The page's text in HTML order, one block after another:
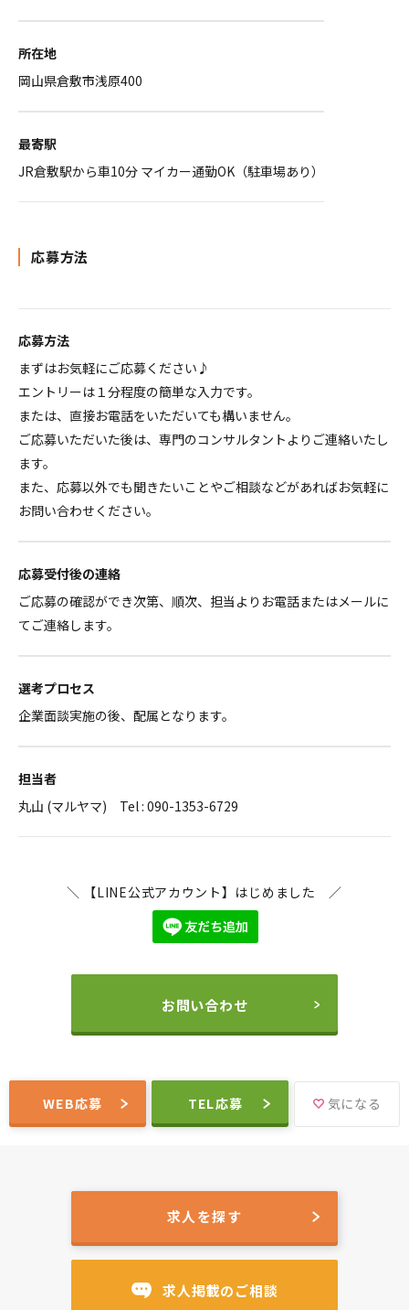
所在地
岡山県倉敷市浅原400
最寄駅
JR倉敷駅から車10分 マイカー通勤OK（駐車場あり）
応募方法
応募方法
まずはお気軽にご応募ください♪
エントリーは１分程度の簡単な入力です。
または、直接お電話をいただいても構いません。
ご応募いただいた後は、専門のコンサルタントよりご連絡いたし
ます。
また、応募以外でも聞きたいことやご相談などがあればお気軽に
お問い合わせください。
応募受付後の連絡
ご応募の確認ができ次第、順次、担当よりお電話またはメールに
てご連絡します。
選考プロセス
企業面談実施の後、配属となります。
担当者
丸山 (マルヤマ) Tel : 090-1353-6729
＼ 【LINE公式アカウント】はじめました ／
お問い合わせ
WEB応募 TEL応募 気になる
求人を探す
求人掲載のご相談